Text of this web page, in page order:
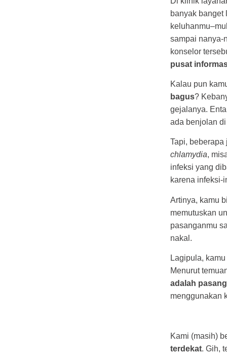
banyak banget
sampai nanya-
konselor
pusat
Kalau pun
bagus?
gejalanya.
ada benjolan
Tapi,
chlamydia,
infeksi yang
karena infeksi-
Artinya, kamu
memutuskan
pasanganmu
nakal.
Lagipula,
Menurut
adalah
menggunakan
Kami (masih)
terdekat. Gih,